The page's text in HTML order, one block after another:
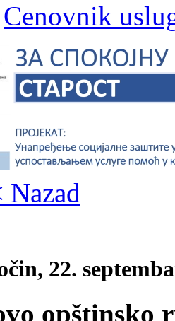
Cenovnik
Nazad
22.
opštinsko